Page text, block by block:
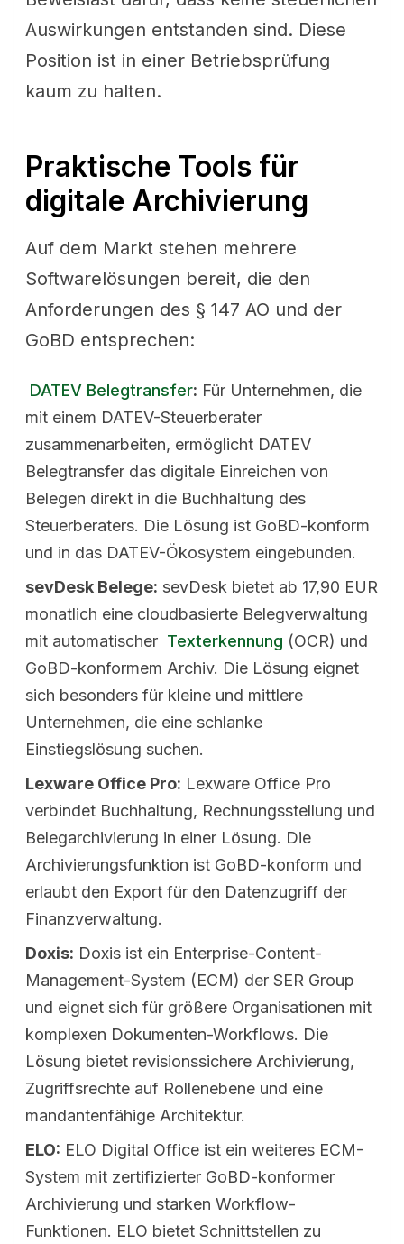
Auswirkungen entstanden sind. Diese
Position ist in einer Betriebsprüfung
kaum zu halten.
Praktische Tools für
digitale Archivierung
Auf dem Markt stehen mehrere
Softwarelösungen bereit, die den
Anforderungen des § 147 AO und der
GoBD entsprechen:
DATEV Belegtransfer: Für Unternehmen, die
mit einem DATEV-Steuerberater
zusammenarbeiten, ermöglicht DATEV
Belegtransfer das digitale Einreichen von
Belegen direkt in die Buchhaltung des
Steuerberaters. Die Lösung ist GoBD-konform
und in das DATEV-Ökosystem eingebunden.
sevDesk Belege: sevDesk bietet ab 17,90 EUR
monatlich eine cloudbasierte Belegverwaltung
mit automatischer Texterkennung (OCR) und
GoBD-konformem Archiv. Die Lösung eignet
sich besonders für kleine und mittlere
Unternehmen, die eine schlanke
Einstiegslösung suchen.
Lexware Office Pro: Lexware Office Pro
verbindet Buchhaltung, Rechnungsstellung und
Belegarchivierung in einer Lösung. Die
Archivierungsfunktion ist GoBD-konform und
erlaubt den Export für den Datenzugriff der
Finanzverwaltung.
Doxis: Doxis ist ein Enterprise-Content-
Management-System (ECM) der SER Group
und eignet sich für größere Organisationen mit
komplexen Dokumenten-Workflows. Die
Lösung bietet revisionssichere Archivierung,
Zugriffsrechte auf Rollenebene und eine
mandantenfähige Architektur.
ELO: ELO Digital Office ist ein weiteres ECM-
System mit zertifizierter GoBD-konformer
Archivierung und starken Workflow-
Funktionen. ELO bietet Schnittstellen zu